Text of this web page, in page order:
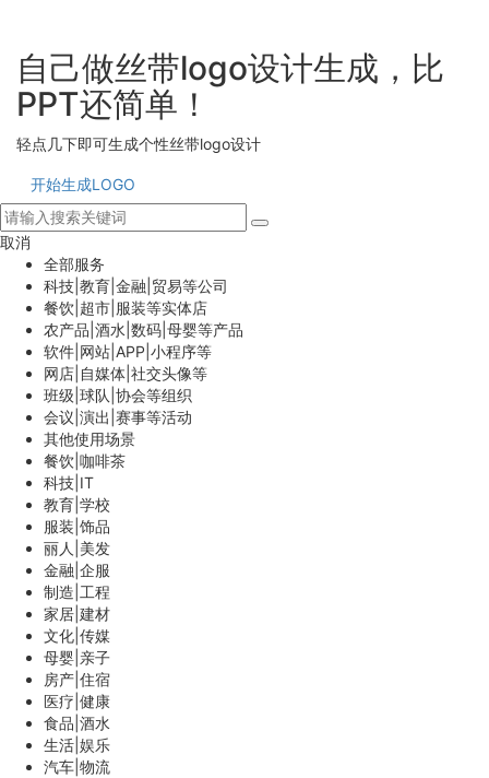
自己做丝带logo设计生成，比
PPT还简单！
轻点几下即可生成个性丝带logo设计
开始生成LOGO
取消
全部服务
科技|教育|金融|贸易等公司
餐饮|超市|服装等实体店
农产品|酒水|数码|母婴等产品
软件|网站|APP|小程序等
网店|自媒体|社交头像等
班级|球队|协会等组织
会议|演出|赛事等活动
其他使用场景
餐饮|咖啡茶
科技|IT
教育|学校
服装|饰品
丽人|美发
金融|企服
制造|工程
家居|建材
文化|传媒
母婴|亲子
房产|住宿
医疗|健康
食品|酒水
生活|娱乐
汽车|物流